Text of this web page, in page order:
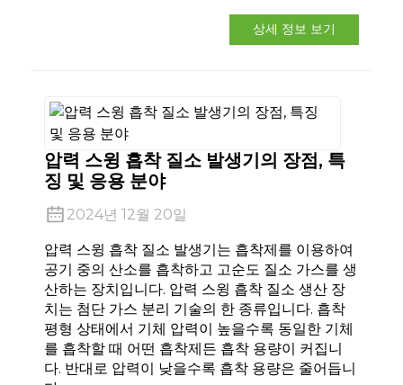
상세 정보 보기
압력 스윙 흡착 질소 발생기의 장점, 특
징 및 응용 분야
2024년 12월 20일
압력 스윙 흡착 질소 발생기는 흡착제를 이용하여
공기 중의 산소를 흡착하고 고순도 질소 가스를 생
산하는 장치입니다. 압력 스윙 흡착 질소 생산 장
치는 첨단 가스 분리 기술의 한 종류입니다. 흡착
평형 상태에서 기체 압력이 높을수록 동일한 기체
를 흡착할 때 어떤 흡착제든 흡착 용량이 커집니
다. 반대로 압력이 낮을수록 흡착 용량은 줄어듭니